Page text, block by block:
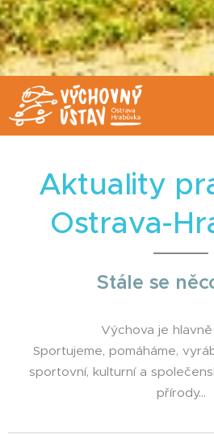
Aktuality
Ostrava-
Stále se
Výchova je hlavně
Sportujeme, pomáháme,
sportovní, kulturní a
přírody...